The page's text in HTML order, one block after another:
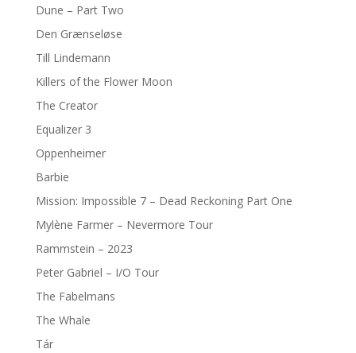
Dune – Part Two
Den Grænseløse
Till Lindemann
Killers of the Flower Moon
The Creator
Equalizer 3
Oppenheimer
Barbie
Mission: Impossible 7 – Dead Reckoning Part One
Mylène Farmer – Nevermore Tour
Rammstein – 2023
Peter Gabriel – I/O Tour
The Fabelmans
The Whale
Tár